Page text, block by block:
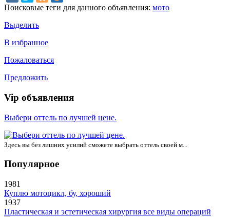
Поисковые теги для данного объявления: мото
Выделить
В избранное
Пожаловаться
Предложить
Vip объявления
Выбери оттель по лучшей цене.
Здесь вы без лишних усилий сможете выбрать оттель своей м...
Популярное
1981
Куплю мотоцикл, бу, хороший
1937
Пластическая и эстетическая хирургия все виды операций